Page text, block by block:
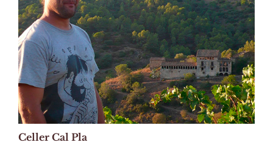
Celler Cal Pla